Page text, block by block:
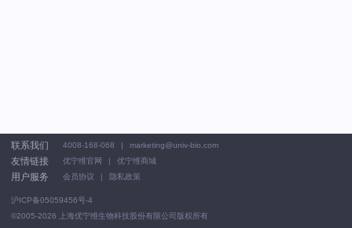
联系我们 4008-168-068 marketing@univ-bio.com
友情链接 优宁维官网 优宁维商城
用户服务 会员协议 隐私政策
沪ICP备05059456号-4
©2005-2026 上海优宁维生物科技股份有限公司版权所有